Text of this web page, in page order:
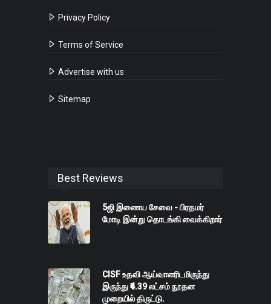
Privacy Policy
Terms of Service
Advertise with us
Sitemap
Best Reviews
5ஜி இணைய சேவை - பிரதமர்
மோடி இன்று தொடங்கி வைக்கிறார்
CISF உதவி ஆய்வாளரிடமிருந்து
இருந்து ₹4.39 லட்சம் நூதன
முறையில் திருட்டு.